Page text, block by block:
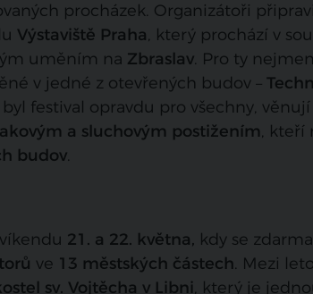
procházek. Organizátoři
Výstaviště Praha, který prochází v
uměním na Zbraslav. Pro ty
v jedné z otevřených budov –
byl festival opravdu pro všechny,
a sluchovým postižením, kteří
budov.
21. a 22. května, kdy se
ve 13 městských částech. Mezi
sv. Vojtěcha v Libni, který je